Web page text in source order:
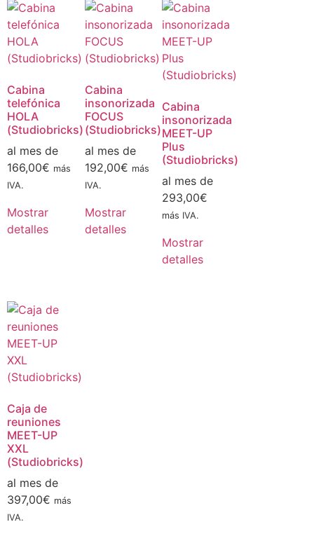
Cabina
telefónica
HOLA
(Studiobricks)
al mes de
166,00€ más
IVA.
Mostrar
detalles
Cabina
insonorizada
FOCUS
(Studiobricks)
al mes de
192,00€ más
IVA.
Mostrar
detalles
Cabina
insonorizada
MEET-UP
Plus
(Studiobricks)
al mes de
293,00€
más IVA.
Mostrar
detalles
Caja de
reuniones
MEET-UP
XXL
(Studiobricks)
al mes de
397,00€ más
IVA.